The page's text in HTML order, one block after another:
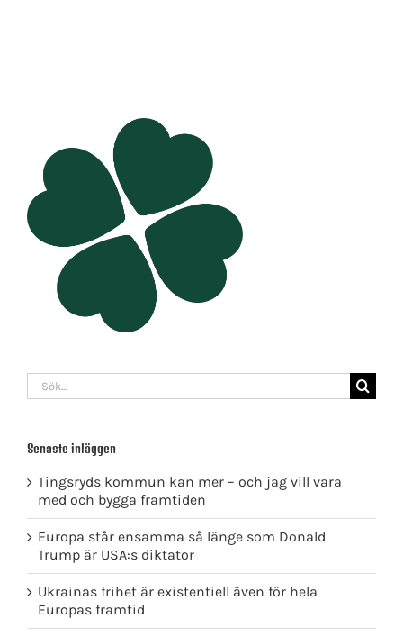
Sök
efter:
Senaste inläggen
Tingsryds kommun kan mer – och jag vill vara
med och bygga framtiden
Europa står ensamma så länge som Donald
Trump är USA:s diktator
Ukrainas frihet är existentiell även för hela
Europas framtid